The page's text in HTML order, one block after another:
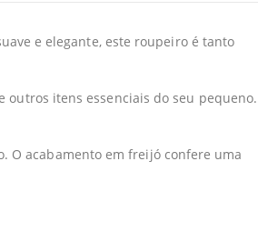
e elegante, este roupeiro é tanto
outros itens essenciais do seu pequeno.
O acabamento em freijó confere uma